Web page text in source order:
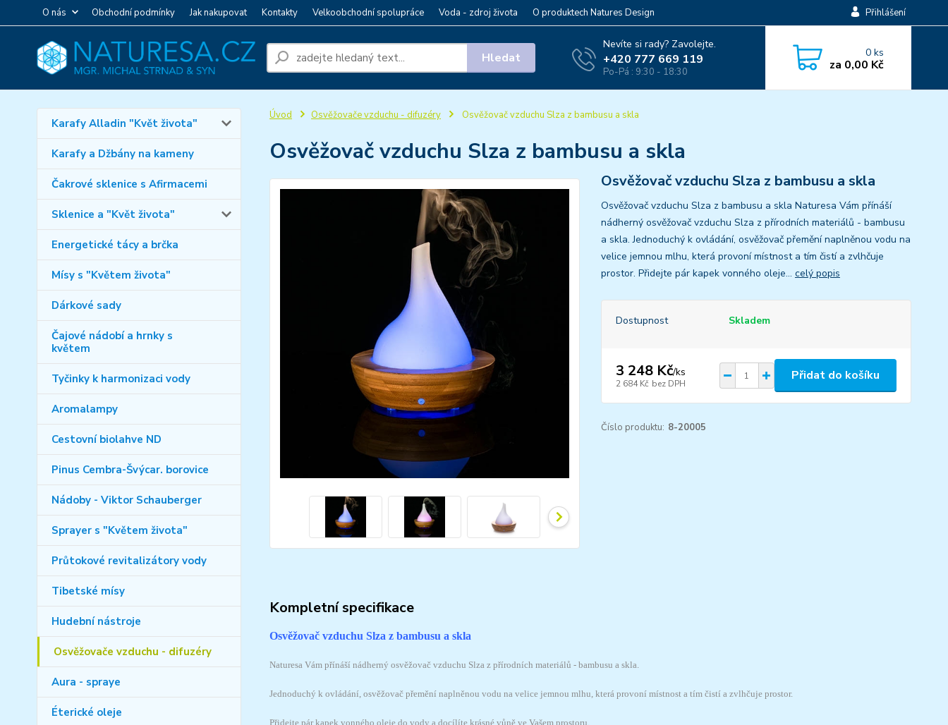
O nás Obchodní podmínky Jak nakupovat Kontakty Velkoobchodní spolupráce Voda - zdroj života O produktech Natures Design Přihlášení
Hledat
Nevíte si rady? Zavolejte.
+420 777 669 119
Po-Pá : 9:30 - 18:30
0ks
za 0,00 Kč
Karafy Alladin "Květ života"
Karafy a Džbány na kameny
Čakrové sklenice s Afirmacemi
Sklenice a "Květ života"
Energetické tácy a brčka
Mísy s "Květem života"
Dárkové sady
Čajové nádobí a hrnky s
květem
Tyčinky k harmonizaci vody
Aromalampy
Cestovní biolahve ND
Pinus Cembra-Švýcar. borovice
Nádoby - Viktor Schauberger
Sprayer s "Květem života"
Průtokové revitalizátory vody
Tibetské mísy
Hudební nástroje
Osvěžovače vzduchu - difuzéry
Aura - spraye
Éterické oleje
Úvod Osvěžovače vzduchu - difuzéry Osvěžovač vzduchu Slza z bambusu a skla
Osvěžovač vzduchu Slza z bambusu a skla
Osvěžovač vzduchu Slza z bambusu a skla
Osvěžovač vzduchu Slza z bambusu a skla Naturesa Vám přínáší
nádherný osvěžovač vzduchu Slza z přírodních materiálů - bambusu
a skla. Jednoduchý k ovládání, osvěžovač přemění naplněnou vodu na
velice jemnou mlhu, která provoní místnost a tím čistí a zvlhčuje
prostor. Přidejte pár kapek vonného oleje... celý popis
Dostupnost Skladem
3 248 Kč/ks
2 684 Kč bez DPH
Přidat do košíku
Číslo produktu: 8-20005
Kompletní specifikace
Osvěžovač vzduchu Slza z bambusu a skla
Naturesa Vám přínáší nádherný osvěžovač vzduchu Slza z přírodních materiálů - bambusu a skla.
Jednoduchý k ovládání, osvěžovač přemění naplněnou vodu na velice jemnou mlhu, která provoní místnost a tím čistí a zvlhčuje prostor.
Přidejte pár kapek vonného oleje do vody a docílíte krásné vůně ve Vašem prostoru.